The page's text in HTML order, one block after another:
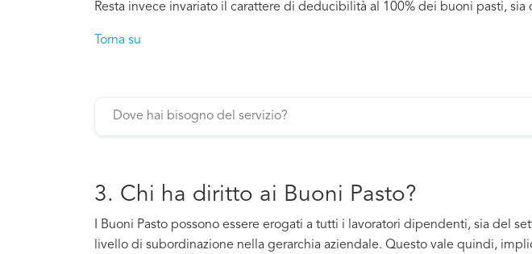
Resta invece invariato il carattere di deducibilità al 100% dei buoni pasti, sia
Torna su
3. Chi ha diritto ai Buoni Pasto?
I Buoni Pasto possono essere erogati a tutti i lavoratori dipendenti, sia del
livello di subordinazione nella gerarchia aziendale. Questo vale quindi,